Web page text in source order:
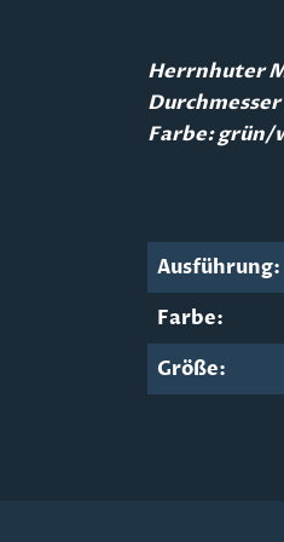
Herrnhuter
Durchmesser
Farbe: grün/
Ausführung:
Farbe:
Größe: